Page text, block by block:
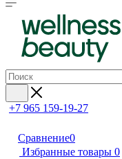
+7 965 159-19-27
Сравнение0
Избранные товары 0